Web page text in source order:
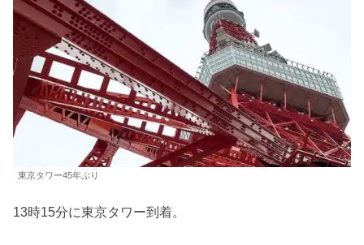
東京タワー45年ぶり
13時15分に東京タワー到着。